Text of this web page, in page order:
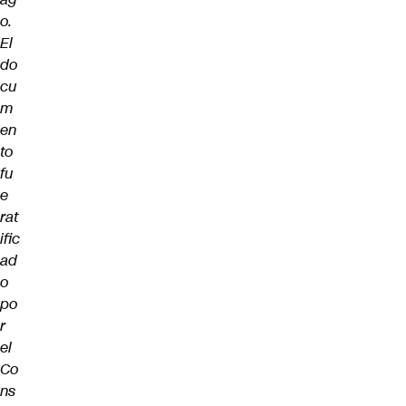
o.
El
do
cu
m
en
to
fu
e
rat
ific
ad
o
po
r
el
Co
ns